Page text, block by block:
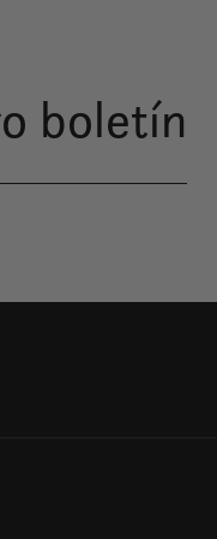
boletín